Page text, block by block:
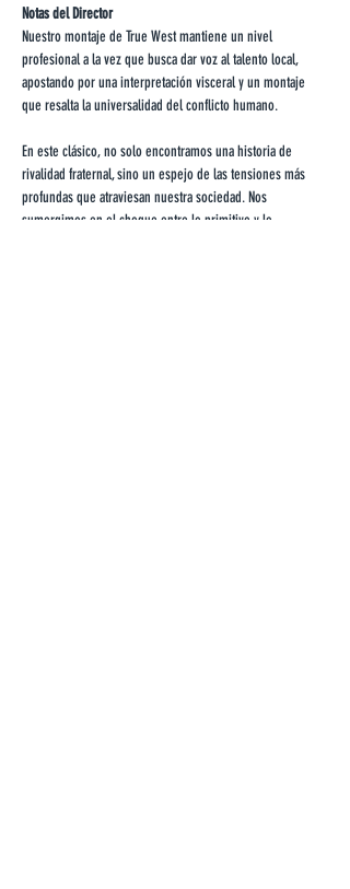
Notas del Director
Nuestro montaje de True West mantiene un nivel
profesional a la vez que busca dar voz al talento local,
apostando por una interpretación visceral y un montaje
que resalta la universalidad del conflicto humano.
En este clásico, no solo encontramos una historia de
rivalidad fraternal, sino un espejo de las tensiones más
profundas que atraviesan nuestra sociedad. Nos
sumergimos en el choque entre lo primitivo y lo